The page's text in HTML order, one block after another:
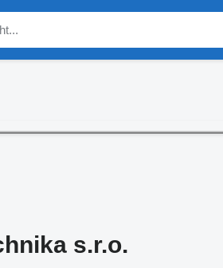
s.r.o.